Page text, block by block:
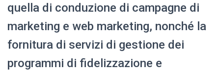
quella di conduzione di campagne di
marketing e web marketing, nonché la
fornitura di servizi di gestione dei
programmi di fidelizzazione e